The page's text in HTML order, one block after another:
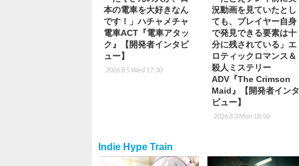
本の電車を大好きなん
です！」ハチャメチャ
電車ACT『電車アタッ
ク』【開発者インタビ
ュー】
2026.8.5 Wed 17:30
況動画を見ていたとし
ても、プレイヤー自身
で発見できる要素は十
分に残されている」エ
ロティックロマンス＆
殺人ミステリー
ADV『The Crimson
Maid』【開発者インタ
ビュー】
2026.8.3 Mon 18:50
Indie Hype Train